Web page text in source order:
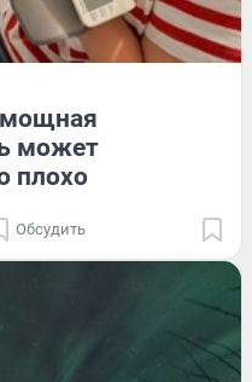
может
плохо
Обсудить